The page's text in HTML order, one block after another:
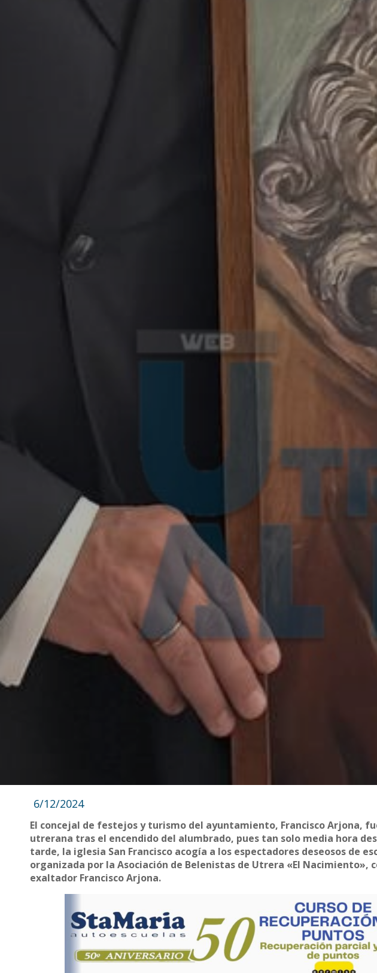
6/12/2024
El concejal de festejos y turismo del ayuntamiento, Francisco Arjona,
utrerana tras el encendido del alumbrado, pues tan solo media hora
tarde, la iglesia San Francisco acogía a los espectadores deseosos de
organizada por la Asociación de Belenistas de Utrera «El Nacimiento»,
exaltador Francisco Arjona.